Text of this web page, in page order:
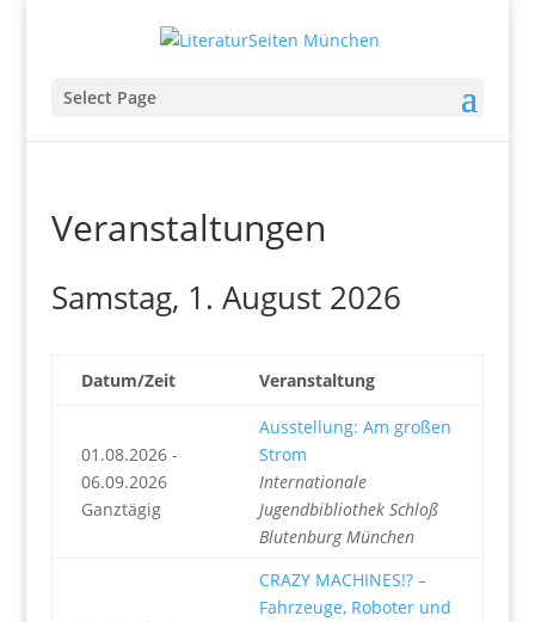
Select Page
Veranstaltungen
Samstag, 1. August 2026
Datum/Zeit Veranstaltung
01.08.2026 -
06.09.2026
Ganztägig
Ausstellung: Am großen
Strom
Internationale
Jugendbibliothek Schloß
Blutenburg München
CRAZY MACHINES!? –
Fahrzeuge, Roboter und